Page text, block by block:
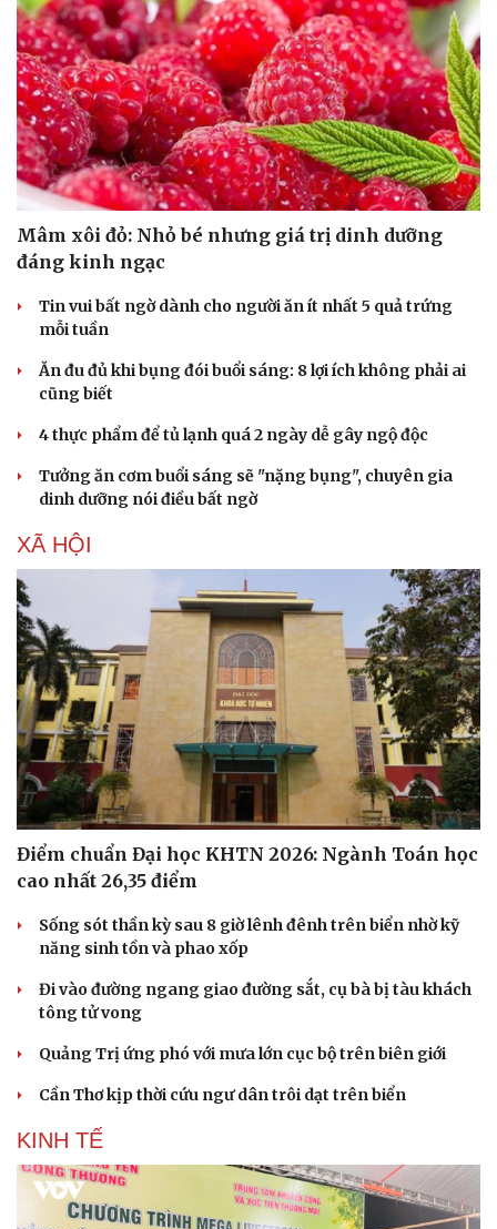
Du lịch
Tư vấn
Săn Tour
check-in
Podcast
Câu chuyện thời sự
Đọc truyện đêm khuya
Cửa sổ tình yêu
Hạt giống tâm hồn
Mâm xôi đỏ: Nhỏ bé nhưng giá trị dinh dưỡng
đáng kinh ngạc
Tin vui bất ngờ dành cho người ăn ít nhất 5 quả trứng
mỗi tuần
Ăn đu đủ khi bụng đói buổi sáng: 8 lợi ích không phải ai
cũng biết
4 thực phẩm để tủ lạnh quá 2 ngày dễ gây ngộ độc
Tưởng ăn cơm buổi sáng sẽ "nặng bụng", chuyên gia
dinh dưỡng nói điều bất ngờ
XÃ HỘI
Điểm chuẩn Đại học KHTN 2026: Ngành Toán học
cao nhất 26,35 điểm
Sống sót thần kỳ sau 8 giờ lênh đênh trên biển nhờ kỹ
năng sinh tồn và phao xốp
Đi vào đường ngang giao đường sắt, cụ bà bị tàu khách
tông tử vong
Quảng Trị ứng phó với mưa lớn cục bộ trên biên giới
Cần Thơ kịp thời cứu ngư dân trôi dạt trên biển
KINH TẾ